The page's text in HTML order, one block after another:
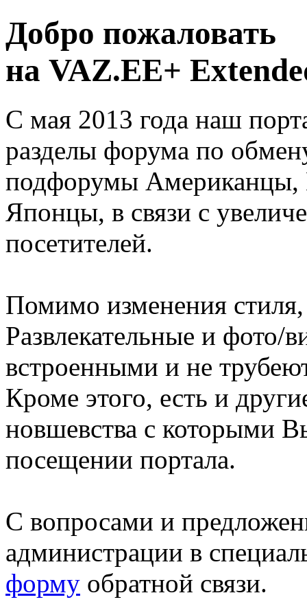
Добро пожаловать
на VAZ.EE+
С мая 2013 года наш
разделы форума по
подфорумы
Японцы, в связи с
посетителей.
Помимо изменения
Развлекательные и фото/
встроенными и не
Кроме этого, есть и
новшевства с которыми
посещении портала.
С вопросами и
администрации в
форму обратной связи.